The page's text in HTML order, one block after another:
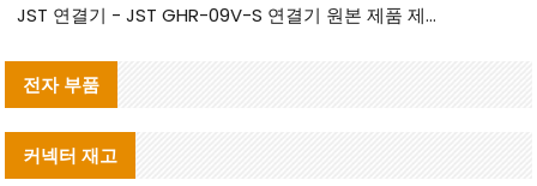
JST 연결기 - JST GHR-09V-S 연결기 원본 제품 제공 | 대체품 제공
전자 부품
커넥터 재고